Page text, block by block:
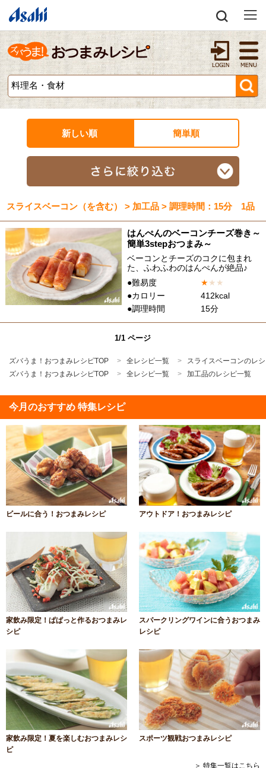
新しい順 簡単順
スライスベーコン（を含む） > 加工品 > 調理時間：15分 1品
はんぺんのベーコンチーズ巻き～
簡単3stepおつまみ～
ベーコンとチーズのコクに包まれ
た、ふわふわのはんぺんが絶品♪
●難易度
★★ ★
●カロリー
412kcal
●調理時間
15分
1/1 ページ
ズバうま！おつまみレシピTOP 全レシピ一覧
スライスベーコンのレ
ズバうま！おつまみレシピTOP
全レシピ一覧 加工品のレシピ一覧
今月のおすすめ 特集レシピ
ビールに合う！おつまみレシピ アウトドア！おつまみレシピ
家飲み限定！ぱぱっと作るおつまみレ
シピ
スパークリングワインに合うおつまみ
レシピ
家飲み限定！夏を楽しむおつまみレシ
ピ
スポーツ観戦おつまみレシピ
＞ 特集一覧はこちら